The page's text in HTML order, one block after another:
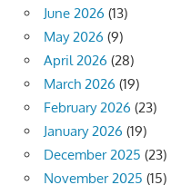
June 2026 (13)
May 2026 (9)
April 2026 (28)
March 2026 (19)
February 2026 (23)
January 2026 (19)
December 2025 (23)
November 2025 (15)